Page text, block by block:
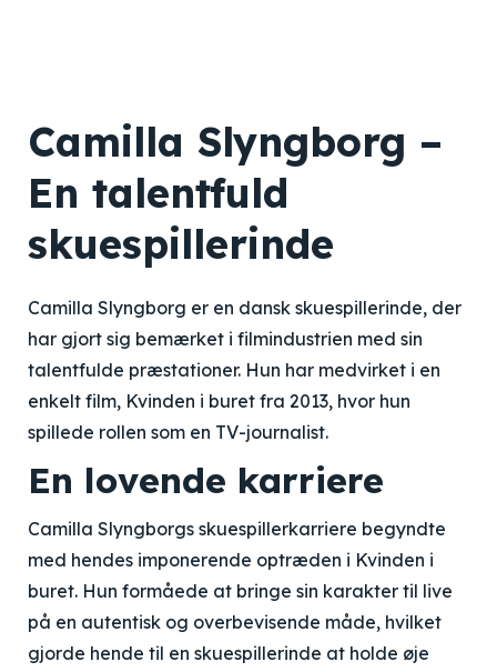
Camilla Slyngborg –
En talentfuld
skuespillerinde
Camilla Slyngborg er en dansk skuespillerinde, der
har gjort sig bemærket i filmindustrien med sin
talentfulde præstationer. Hun har medvirket i en
enkelt film, Kvinden i buret fra 2013, hvor hun
spillede rollen som en TV-journalist.
En lovende karriere
Camilla Slyngborgs skuespillerkarriere begyndte
med hendes imponerende optræden i Kvinden i
buret. Hun formåede at bringe sin karakter til live
på en autentisk og overbevisende måde, hvilket
gjorde hende til en skuespillerinde at holde øje